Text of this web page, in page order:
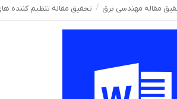
مقاله مهندسی برق تحقیق مقاله تنظیم کننده